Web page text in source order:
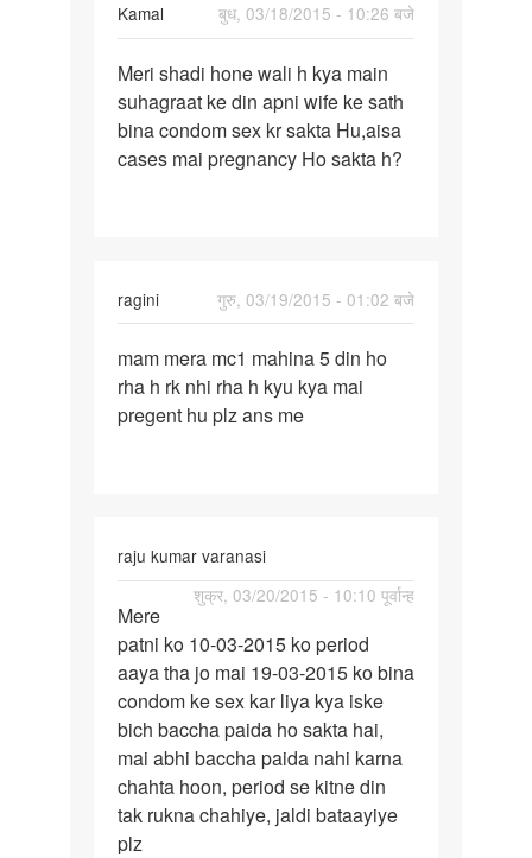
Kamal
बुध, 03/18/2015 - 10:26 बजे
Meri
shadi
hone
wali
Meri shadi hone wali h kya main
suhagraat ke din apni wife ke sath
bina condom sex kr sakta Hu,aisa
cases mai pregnancy Ho sakta h?
ragini
गुरु, 03/19/2015 - 01:02 बजे
mam
mera
mc1
mam mera mc1 mahina 5 din ho
rha h rk nhi rha h kyu kya mai
pregent hu plz ans me
raju kumar varanasi
शुक्र, 03/20/2015 - 10:10 पूर्वान्ह
Mere
patni
ko
10-
03-
2015
ko
Mere
patni ko 10-03-2015 ko period
aaya tha jo mai 19-03-2015 ko bina
condom ke sex kar liya kya iske
bich baccha paida ho sakta hai,
mai abhi baccha paida nahi karna
chahta hoon, period se kitne din
tak rukna chahiye, jaldi bataayiye
plz